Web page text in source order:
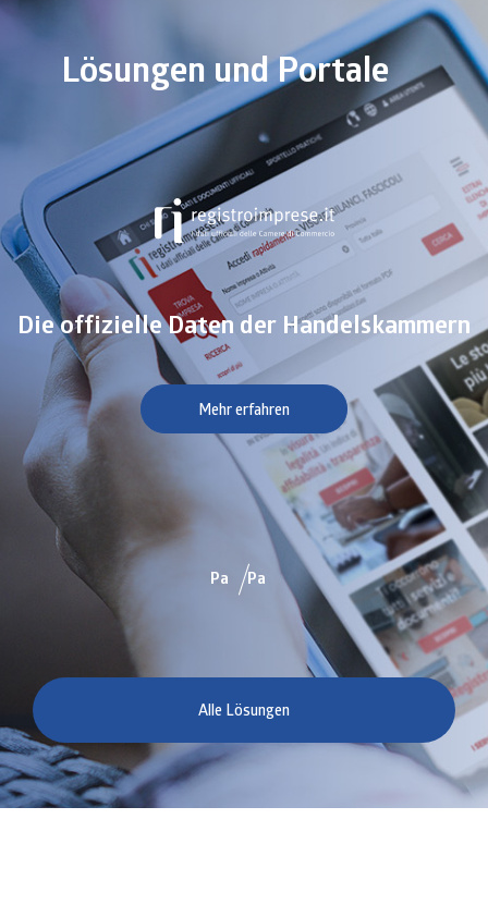
Lösungen und Portale
Alle Lösungen
Die offizielle Daten der Handelskammern
Mehr erfahren